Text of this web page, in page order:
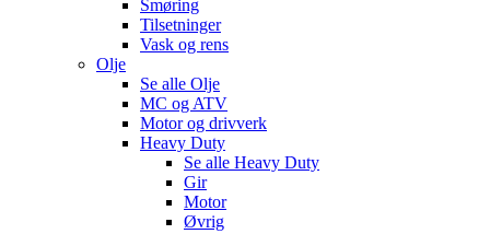
Smøring
Tilsetninger
Vask og rens
Olje
Se alle Olje
MC og ATV
Motor og drivverk
Heavy Duty
Se alle Heavy Duty
Gir
Motor
Øvrig